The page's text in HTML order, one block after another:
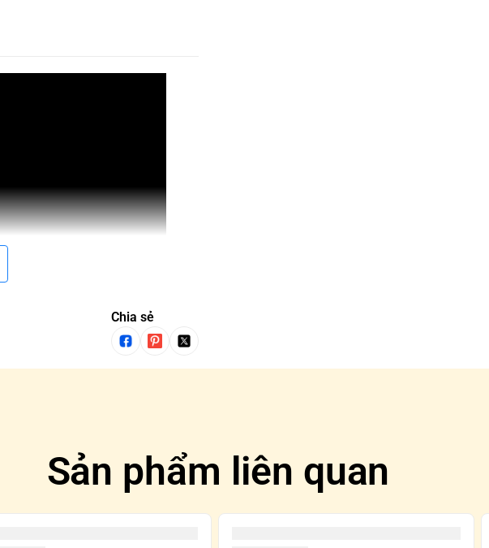
được gì cho đến khi mở nó ra.
chơi thêm thú vị.
trường hợp mua cả SET và
bản.
Chia sẻ
Sản phẩm liên quan